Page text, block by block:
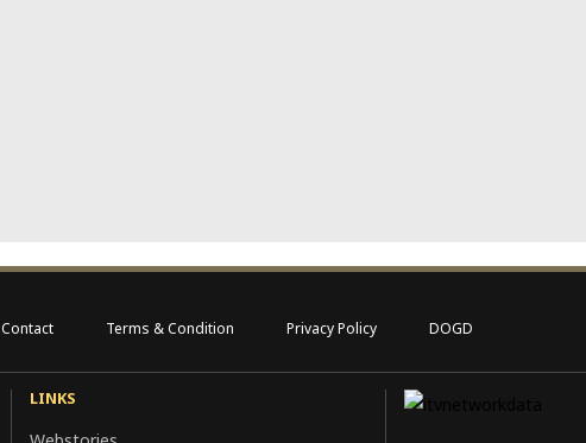
Contact Terms & Condition Privacy Policy DOGD
LINKS